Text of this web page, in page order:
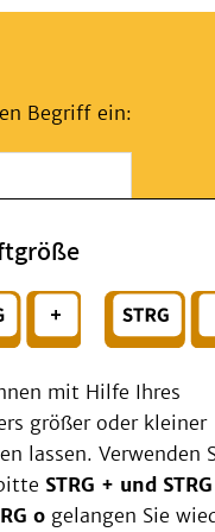
Begriff ein:
Ihren
mit Hilfe Ihres
größer oder kleiner
lassen. Verwenden
STRG + und
o gelangen Sie
(KIM)